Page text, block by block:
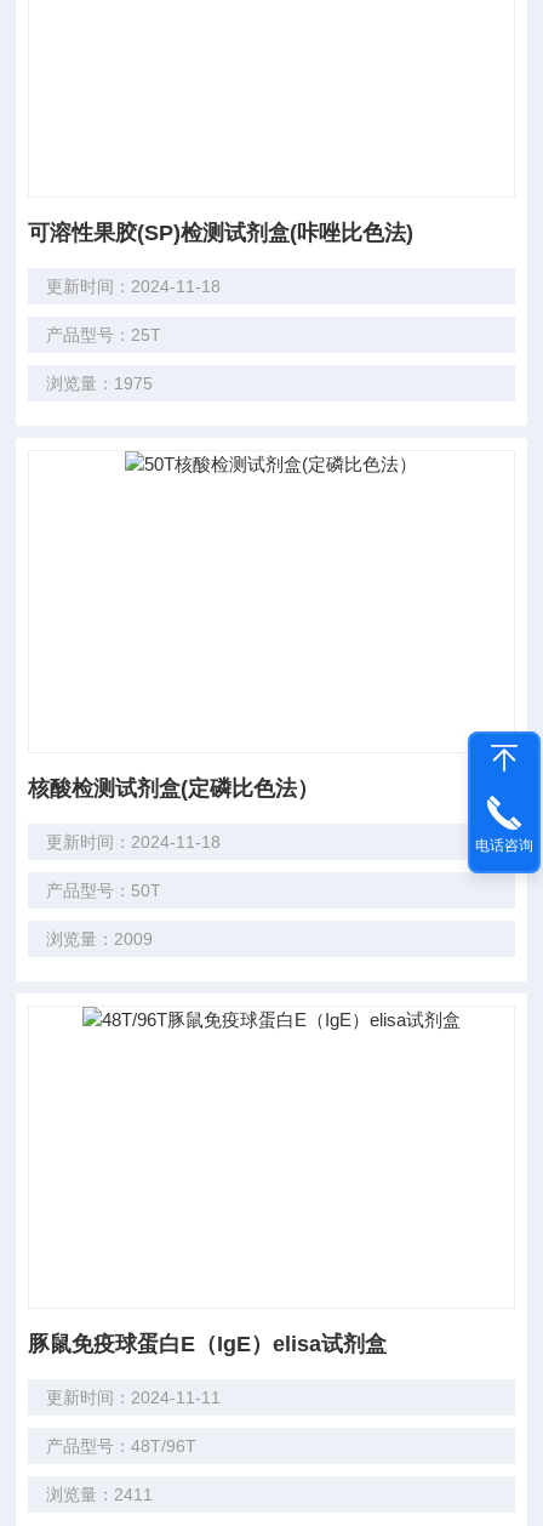
可溶性果胶(SP)检测试剂盒(咔唑比色法)
更新时间：2024-11-18
产品型号：25T
浏览量：1975
核酸检测试剂盒(定磷比色法）
更新时间：2024-11-18
产品型号：50T
浏览量：2009
豚鼠免疫球蛋白E（IgE）elisa试剂盒
更新时间：2024-11-11
产品型号：48T/96T
浏览量：2411
电话咨询